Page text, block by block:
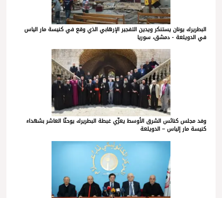
البطريرك يونان يستنكر ويدين التفجير الإرهابي الذي وقع في كنيسة مار الياس
في الدويلعة - دمشق، سوريا
وفد مجلس كنائس الشرق الأوسط يعزّي غبطة البطريرك يوحنّا العاشر بشهداء
كنيسة مار إلياس – الدويلعة